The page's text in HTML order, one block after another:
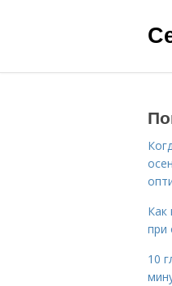
при
10